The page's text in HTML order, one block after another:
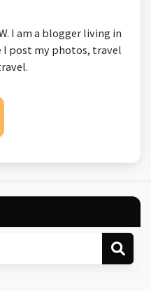
I am a blogger living in
I post my photos, travel